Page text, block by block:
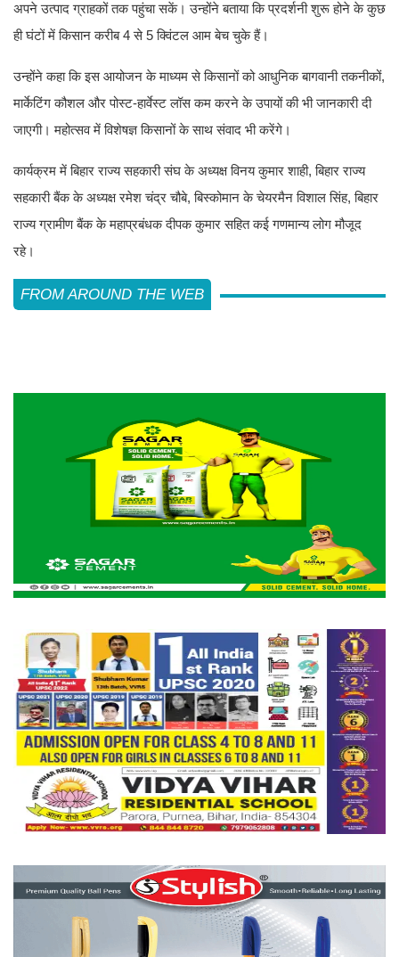
अपने उत्पाद ग्राहकों तक पहुंचा सकें। उन्होंने बताया कि प्रदर्शनी शुरू होने के कुछ
ही घंटों में किसान करीब 4 से 5 क्विंटल आम बेच चुके हैं।
उन्होंने कहा कि इस आयोजन के माध्यम से किसानों को आधुनिक बागवानी तकनीकों,
मार्केटिंग कौशल और पोस्ट-हार्वेस्ट लॉस कम करने के उपायों की भी जानकारी दी
जाएगी। महोत्सव में विशेषज्ञ किसानों के साथ संवाद भी करेंगे।
कार्यक्रम में बिहार राज्य सहकारी संघ के अध्यक्ष विनय कुमार शाही, बिहार राज्य
सहकारी बैंक के अध्यक्ष रमेश चंद्र चौबे, बिस्कोमान के चेयरमैन विशाल सिंह, बिहार
राज्य ग्रामीण बैंक के महाप्रबंधक दीपक कुमार सहित कई गणमान्य लोग मौजूद
रहे।
FROM AROUND THE WEB